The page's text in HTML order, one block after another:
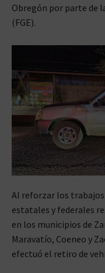
Obregón por parte de
(FGE).
Al reforzar los
estatales y federales
en los municipios de
Maravatío, Coeneo y
efectuó el retiro de